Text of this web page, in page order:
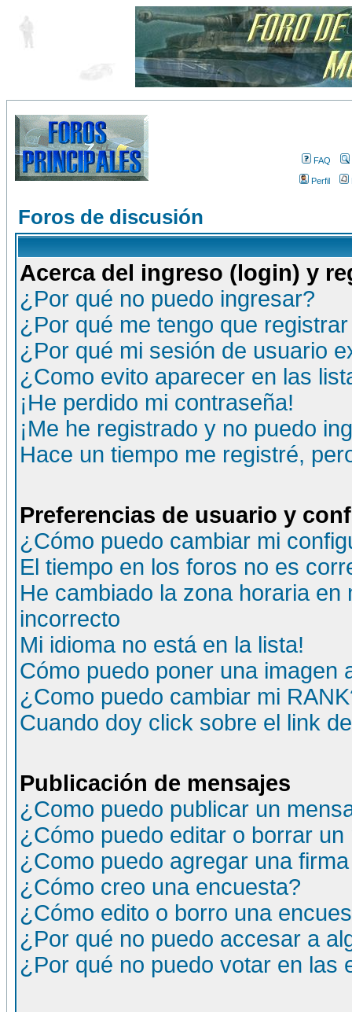
FAQ
Perfil
Foros de discusión
Acerca del ingreso (login) y
¿Por qué no puedo ingresar?
¿Por qué me tengo que
¿Por qué mi sesión de usuario
¿Como evito aparecer en las
¡He perdido mi contraseña!
¡Me he registrado y no puedo
Hace un tiempo me registré,
Preferencias de usuario y
¿Cómo puedo cambiar mi
El tiempo en los foros no es
He cambiado la zona horaria
incorrecto
Mi idioma no está en la lista!
Cómo puedo poner una imagen
¿Como puedo cambiar mi
Cuando doy click sobre el link
Publicación de mensajes
¿Como puedo publicar un
¿Cómo puedo editar o borrar un
¿Como puedo agregar una
¿Cómo creo una encuesta?
¿Cómo edito o borro una
¿Por qué no puedo accesar a
¿Por qué no puedo votar en las